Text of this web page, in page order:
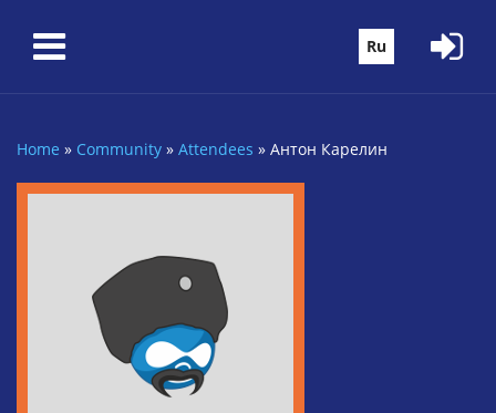
Ru
You are here
Home » Community » Attendees » Антон Карелин